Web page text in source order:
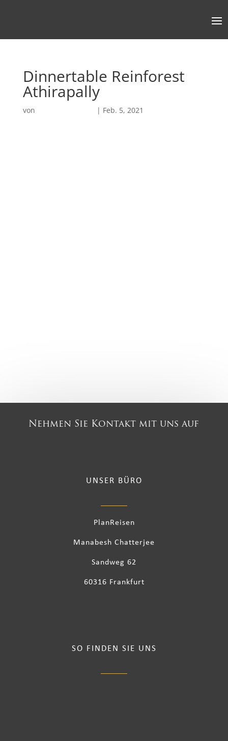
Dinnertable Reinforest
Athirapally
von | Feb. 5, 2021
Nehmen Sie Kontakt mit uns auf
UNSER BÜRO
PlanReisen
Manabesh Chatterjee
Sandweg 62
60316 Frankfurt
SO FINDEN SIE UNS